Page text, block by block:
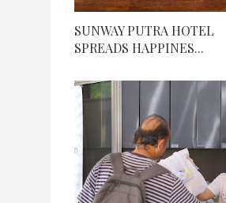
SUNWAY PUTRA HOTEL
SPREADS HAPPINES...